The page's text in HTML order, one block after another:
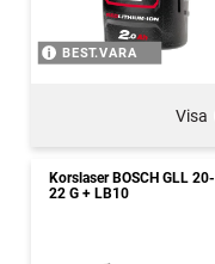
BEST.VARA
Visa
Korslaser BOSCH GLL 20-
22 G + LB10